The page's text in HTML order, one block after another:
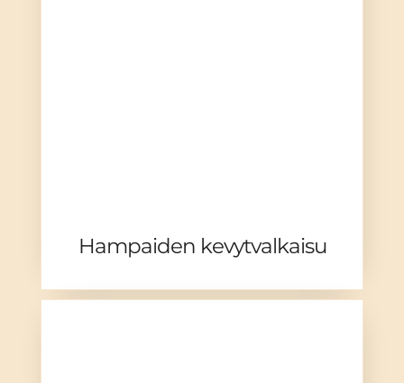
Hampaiden kevytvalkaisu